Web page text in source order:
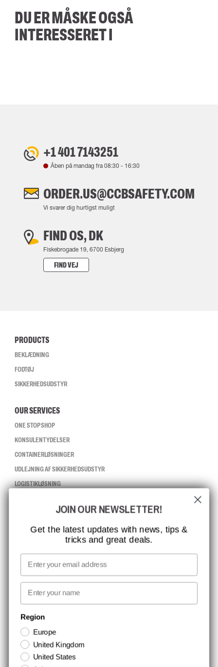
DU ER MÅSKE OGSÅ
INTERESSERET I
+1 401 7143251
Åben på mandag fra08:30- 16:30
ORDER.US@CCBSAFETY.COM
Vi svarer dig hurtigst muligt
FIND OS, DK
Fiskebrogade 19, 6700 Esbjerg
FIND VEJ
PRODUCTS
BEKLÆDNING
FODTØJ
SIKKERHEDSUDSTYR
OUR SERVICES
ONE STOP SHOP
KONSULENTYDELSER
CONTAINERLØSNINGER
UDLEJNING AF SIKKERHEDSUDSTYR
LOGISTIKLØSNING
ISO-CERTIFICERING
GLOBAL RÆKKEVIDDE
MISSION, VISION OG VÆRDIER
KONTAKT
NYHEDSBREV TILMELDING
Hold dig opdateret med gode tilbud og produktnyheder. Din e-mail
opbevares sikkert og du kan til enhver tid
JOIN OUR NEWSLETTER!
Get the latest updates with news, tips &
tricks and great deals.
Email
First name
Region
Europe
United Kingdom
United States